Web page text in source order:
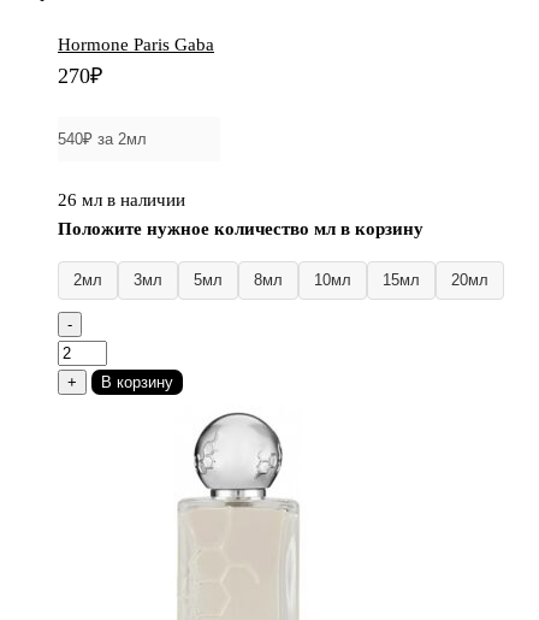
Hormone Paris Gaba
270₽
26 мл в наличии
Положите нужное количество мл в корзину
2мл 3мл 5мл 8мл 10мл 15мл 20мл
-
Количество
товара
+ В корзину